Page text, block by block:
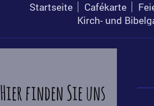
Startseite Cafékarte
Kirch- und
Hier finden Sie uns